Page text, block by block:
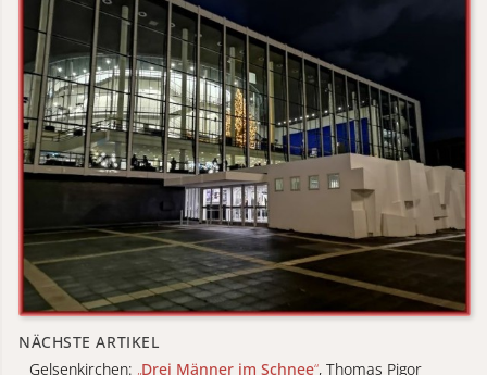
NÄCHSTE ARTIKEL
Gelsenkirchen: „Drei Männer im Schnee“, Thomas Pigor